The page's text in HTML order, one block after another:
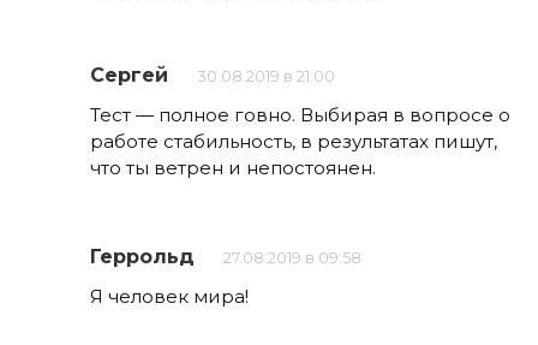
Сергей 30.08.2019 в 21:00
Тест — полное говно. Выбирая в вопросе о
работе стабильность, в результатах пишут,
что ты ветрен и непостоянен.
Геррольд 27.08.2019 в 09:58
Я человек мира!